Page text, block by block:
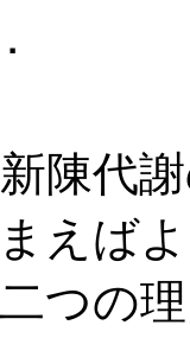
陳代
えば
つの